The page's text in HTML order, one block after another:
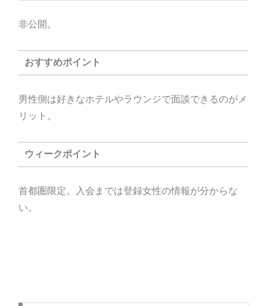
非公開。
おすすめポイント
男性側は好きなホテルやラウンジで面談できるのがメ
リット。
ウィークポイント
首都圏限定。入会までは登録女性の情報が分からな
い。